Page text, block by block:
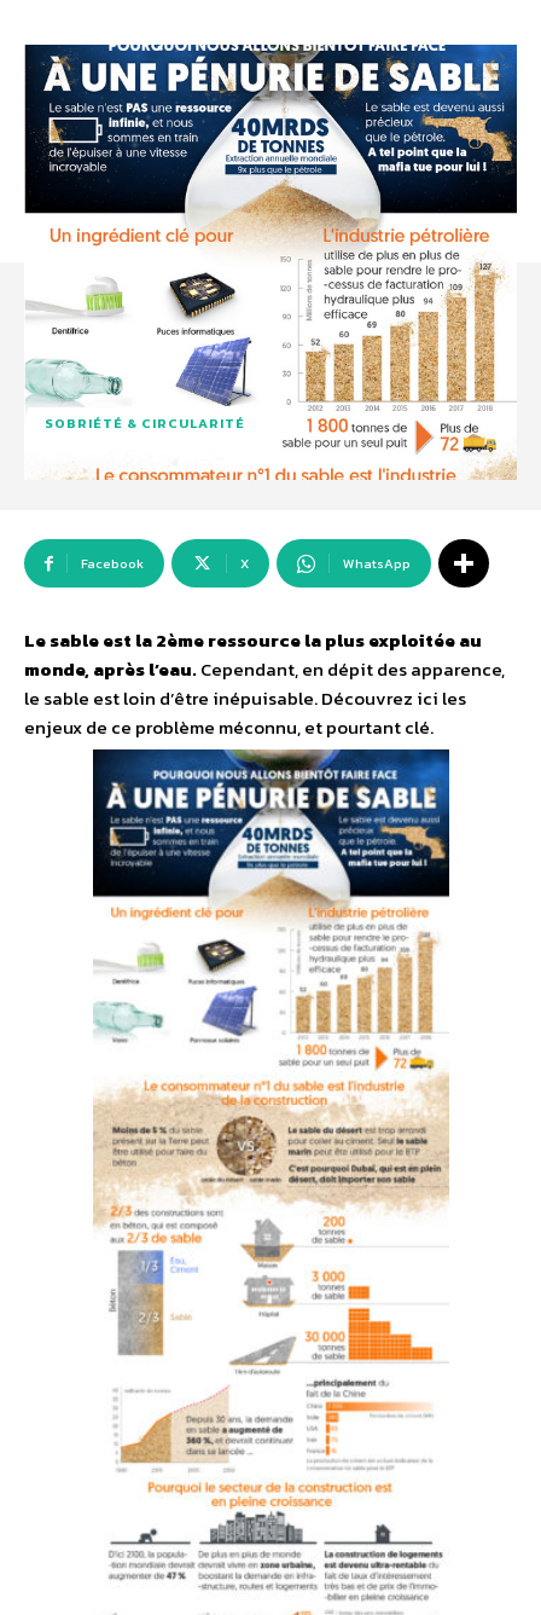
SOBRIÉTÉ & CIRCULARITÉ
Facebook X WhatsApp
Le sable est la 2ème ressource la plus exploitée au
monde, après l’eau.Cependant, en dépit des apparence,
le sable est loin d’être inépuisable. Découvrez ici les
enjeux de ce problème méconnu, et pourtant clé.